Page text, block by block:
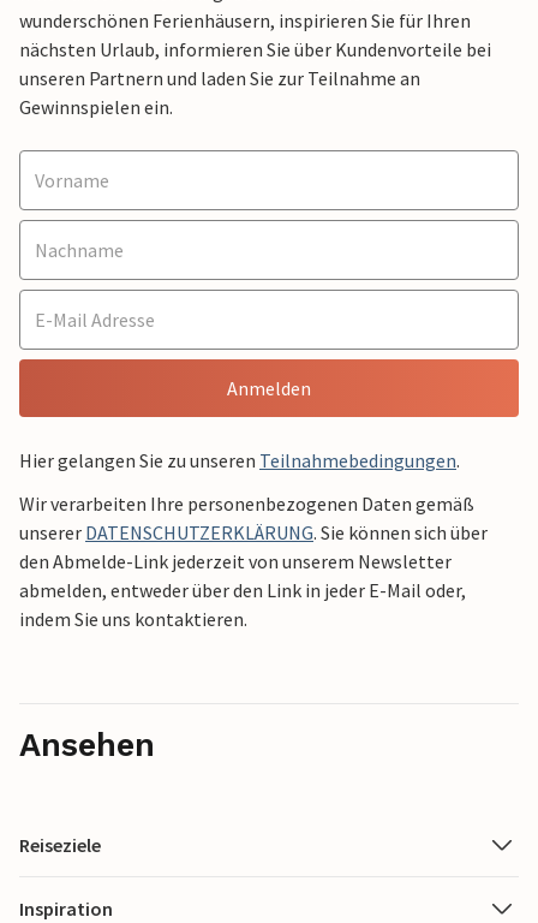
wunderschönen Ferienhäusern, inspirieren Sie für Ihren
nächsten Urlaub, informieren Sie über Kundenvorteile bei
unseren Partnern und laden Sie zur Teilnahme an
Gewinnspielen ein.
Anmelden
Hier gelangen Sie zu unseren Teilnahmebedingungen.
Wir verarbeiten Ihre personenbezogenen Daten gemäß
unserer DATENSCHUTZERKLÄRUNG. Sie können sich über
den Abmelde-Link jederzeit von unserem Newsletter
abmelden, entweder über den Link in jeder E-Mail oder,
indem Sie uns kontaktieren.
Ansehen
Reiseziele
Inspiration